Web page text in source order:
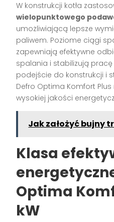
W konstrukcji kotła
wielopunktowego
umożliwiającą lepsze
paliwem. Poziome ciągi
zapewniają efektywne
spalania i stabilizują pracę
podejście do konstrukcji i
Defro Optima Komfort
wysokiej jakości
Jak założyć bujny
Klasa
Optima
kW